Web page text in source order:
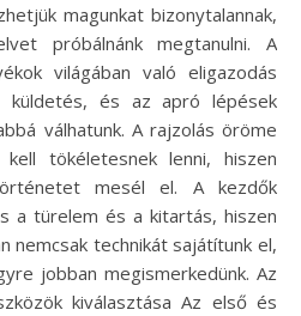
magunkat bizonytalannak,
próbálnánk megtanulni. A
világában való eligazodás
küldetés, és az apró lépések
válhatunk. A rajzolás öröme
tökéletesnek lenni, hiszen
mesél el. A kezdők
a türelem és a kitartás, hiszen
nemcsak technikát sajátítunk el,
jobban megismerkedünk. Az
kiválasztása Az első és